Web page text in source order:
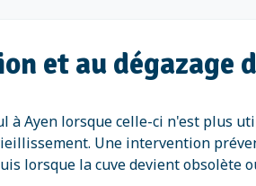
et au dégazage
Ayen lorsque celle-ci n'est plus
Une intervention
lorsque la cuve devient obsolète